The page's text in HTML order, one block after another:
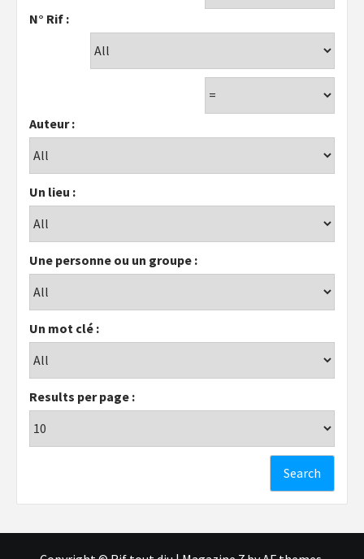
N° Rif :
Auteur :
Un lieu :
Une personne ou un groupe :
Un mot clé :
Results per page :